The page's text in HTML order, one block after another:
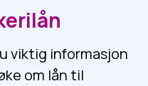
viktig informasjon
om lån til